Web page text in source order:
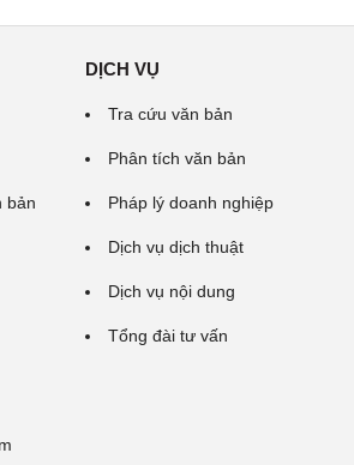
bản
DỊCH VỤ
Tra cứu văn bản
Phân tích văn bản
Pháp lý doanh nghiệp
Dịch vụ dịch thuật
Dịch vụ nội dung
Tổng đài tư vấn